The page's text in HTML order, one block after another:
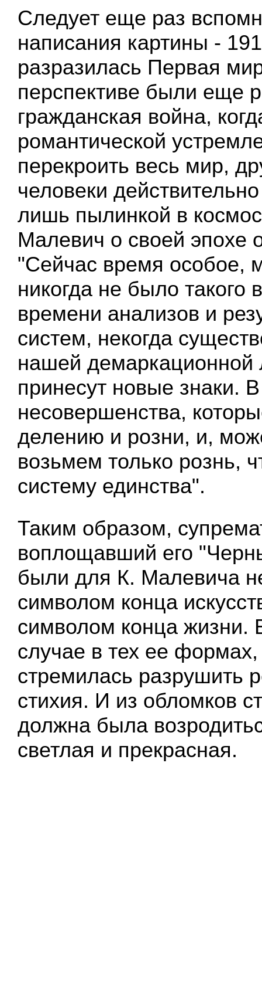
Следует еще раз
написания картины -
разразилась Первая
перспективе были еще
гражданская война,
романтической
перекроить весь мир,
человеки
лишь пылинкой в
Малевич о своей эпохе
"Сейчас время особое,
никогда не было такого
времени анализов и
систем, некогда
нашей демаркационной
принесут новые знаки.
несовершенства,
делению и розни, и,
возьмем только рознь,
систему единства".
Таким образом,
воплощавший его
были для К. Малевича
символом конца
символом конца жизни.
случае в тех ее
стремилась разрушить
стихия. И из обломков
должна была
светлая и прекрасная.